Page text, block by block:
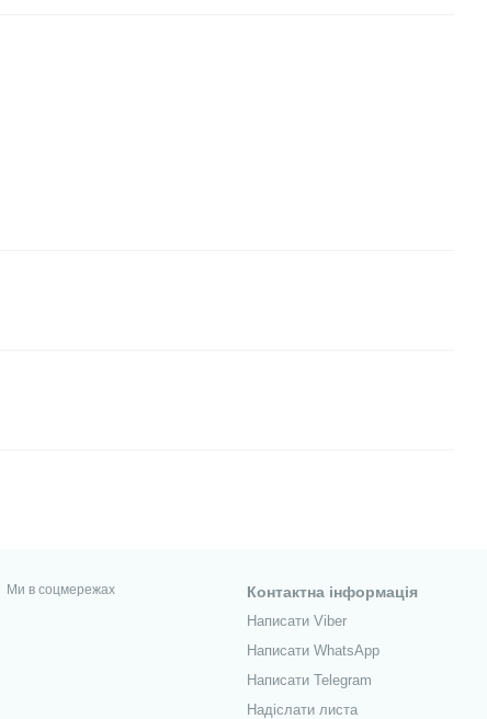
Ми в соцмережах Контактна інформація
Написати Viber
Написати WhatsApp
Написати Telegram
Надіслати листа